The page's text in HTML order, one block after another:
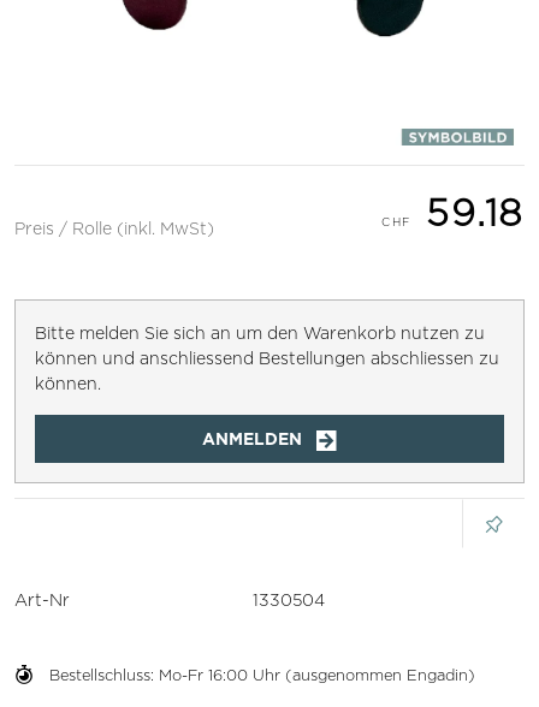
Preis / Rolle (inkl. MwSt) 59.18
Bitte melden Sie sich an um den Warenkorb nutzen zu
können und anschliessend Bestellungen abschliessen zu
können.
ANMELDEN
Bestellschluss: Mo-Fr 16:00 Uhr (ausgenommen Engadin)
Art-Nr 1330504